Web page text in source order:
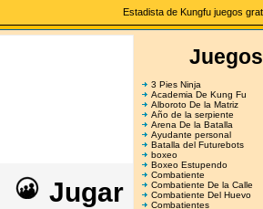
Estadista de Kungfu juegos
Jugar
3 Pies Ninja
Academia De Kung Fu
Alboroto De la Matriz
Año de la serpiente
Arena De la Batalla
Ayudante personal
Batalla del Futurebots
boxeo
Boxeo Estupendo
Combatiente
Combatiente De la Calle
Combatiente Del Huevo
Combatientes